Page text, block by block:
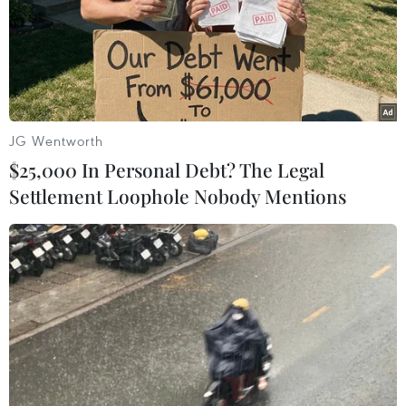
Theo dõi VietnamPlus
TIN LIÊN QUAN
JG Wentworth
$25,000 In Personal Debt? The Legal
Settlement Loophole Nobody Mentions